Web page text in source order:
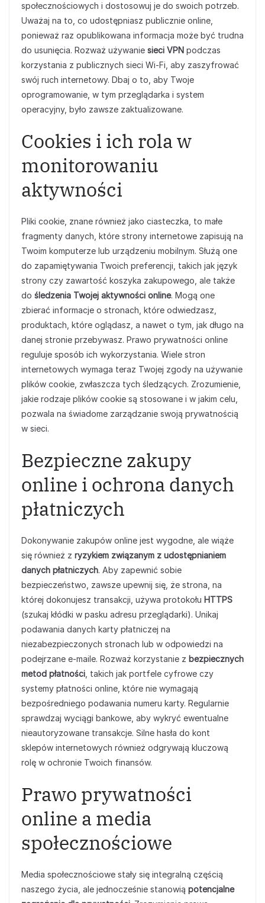
społecznościowych i dostosowuj je do swoich potrzeb.
Uważaj na to, co udostępniasz publicznie online,
ponieważ raz opublikowana informacja może być trudna
do usunięcia. Rozważ używanie sieci VPN podczas
korzystania z publicznych sieci Wi-Fi, aby zaszyfrować
swój ruch internetowy. Dbaj o to, aby Twoje
oprogramowanie, w tym przeglądarka i system
operacyjny, było zawsze zaktualizowane.
Cookies i ich rola w
monitorowaniu
aktywności
Pliki cookie, znane również jako ciasteczka, to małe
fragmenty danych, które strony internetowe zapisują na
Twoim komputerze lub urządzeniu mobilnym. Służą one
do zapamiętywania Twoich preferencji, takich jak język
strony czy zawartość koszyka zakupowego, ale także
do śledzenia Twojej aktywności online. Mogą one
zbierać informacje o stronach, które odwiedzasz,
produktach, które oglądasz, a nawet o tym, jak długo na
danej stronie przebywasz. Prawo prywatności online
reguluje sposób ich wykorzystania. Wiele stron
internetowych wymaga teraz Twojej zgody na używanie
plików cookie, zwłaszcza tych śledzących. Zrozumienie,
jakie rodzaje plików cookie są stosowane i w jakim celu,
pozwala na świadome zarządzanie swoją prywatnością
w sieci.
Bezpieczne zakupy
online i ochrona danych
płatniczych
Dokonywanie zakupów online jest wygodne, ale wiąże
się również z ryzykiem związanym z udostępnianiem
danych płatniczych. Aby zapewnić sobie
bezpieczeństwo, zawsze upewnij się, że strona, na
której dokonujesz transakcji, używa protokołu HTTPS
(szukaj kłódki w pasku adresu przeglądarki). Unikaj
podawania danych karty płatniczej na
niezabezpieczonych stronach lub w odpowiedzi na
podejrzane e-maile. Rozważ korzystanie z bezpiecznych
metod płatności , takich jak portfele cyfrowe czy
systemy płatności online, które nie wymagają
bezpośredniego podawania numeru karty. Regularnie
sprawdzaj wyciągi bankowe, aby wykryć ewentualne
nieautoryzowane transakcje. Silne hasła do kont
sklepów internetowych również odgrywają kluczową
rolę w ochronie Twoich finansów.
Prawo prywatności
online a media
społecznościowe
Media społecznościowe stały się integralną częścią
naszego życia, ale jednocześnie stanowią potencjalne